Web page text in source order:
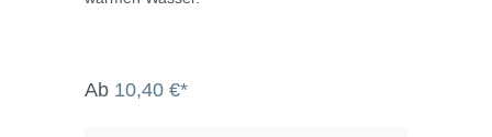
Ab 10,40 €*